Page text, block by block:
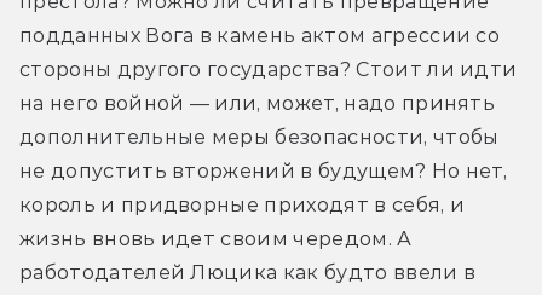
подданных Вога в камень актом агрессии со
стороны другого государства? Стоит ли идти
на него войной — или, может, надо принять
дополнительные меры безопасности, чтобы
не допустить вторжений в будущем? Но нет,
король и придворные приходят в себя, и
жизнь вновь идет своим чередом. А
работодателей Люцика как будто ввели в